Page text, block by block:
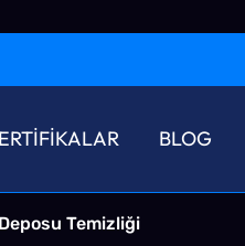
BLOG
Temizliği